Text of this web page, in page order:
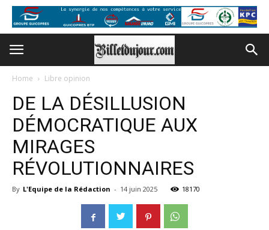
Home Libre opinion
DE LA DÉSILLUSION
DÉMOCRATIQUE AUX
MIRAGES
RÉVOLUTIONNAIRES
By L'Equipe de la Rédaction - 14 juin 2025 18170